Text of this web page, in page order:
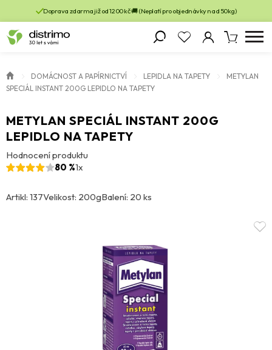
Doprava zdarma již od 1200 kč 🚚 (Neplatí pro objednávky nad 50kg)
DOMÁCNOST A PAPÍRNICTVÍ LEPIDLA NA TAPETY
METYLAN
SPECIÁL INSTANT 200G LEPIDLO NA TAPETY
METYLAN SPECIÁL INSTANT 200G
LEPIDLO NA TAPETY
Hodnocení produktu
80 %1x
Artikl: 137Velikost: 200gBalení: 20 ks